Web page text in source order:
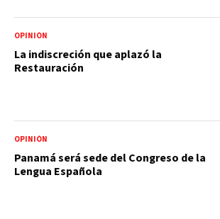
OPINIÓN
La indiscreción que aplazó la
Restauración
OPINIÓN
Panamá será sede del Congreso de la
Lengua Española